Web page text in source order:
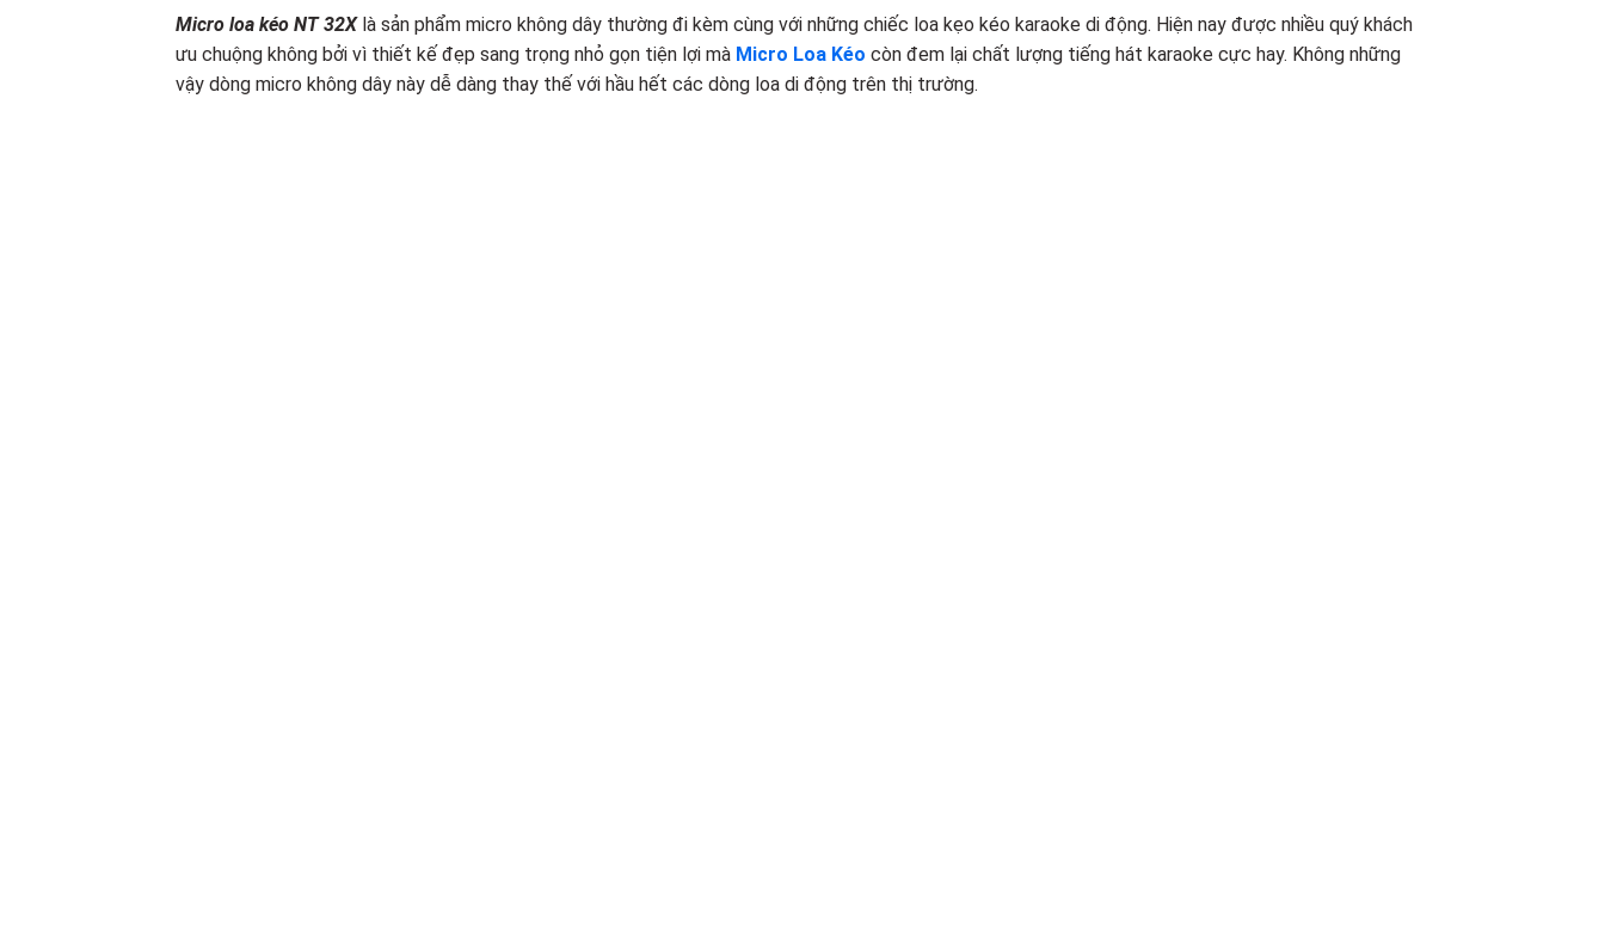
Micro loa kéo NT 32X là sản phẩm micro không dây thường đi kèm cùng với những chiếc loa kẹo kéo karaoke di động. Hiện nay được nhiều quý khách
ưu chuộng không bởi vì thiết kế đẹp sang trọng nhỏ gọn tiện lợi mà Micro Loa Kéo còn đem lại chất lượng tiếng hát karaoke cực hay. Không những
vậy dòng micro không dây này dễ dàng thay thế với hầu hết các dòng loa di động trên thị trường.